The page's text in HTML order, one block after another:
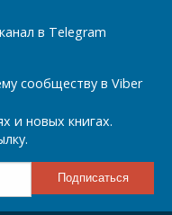
в Telegram
сообществу в Viber
и новых книгах.